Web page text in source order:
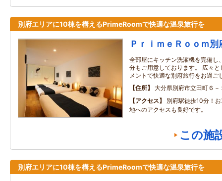
別府エリアに10棟を構えるPrimeRoomで快適な温泉旅行を
ＰｒｉｍｅＲｏｏｍ
全部屋にキッチン洗濯機を完備し
分もご用意しております。 広々
メントで快適な別府旅行をお過ご
住所
大分県別府市立田町６－
アクセス
別府駅徒歩10分！
地へのアクセスも良好です。
この施
別府エリアに10棟を構えるPrimeRoomで快適な温泉旅行を